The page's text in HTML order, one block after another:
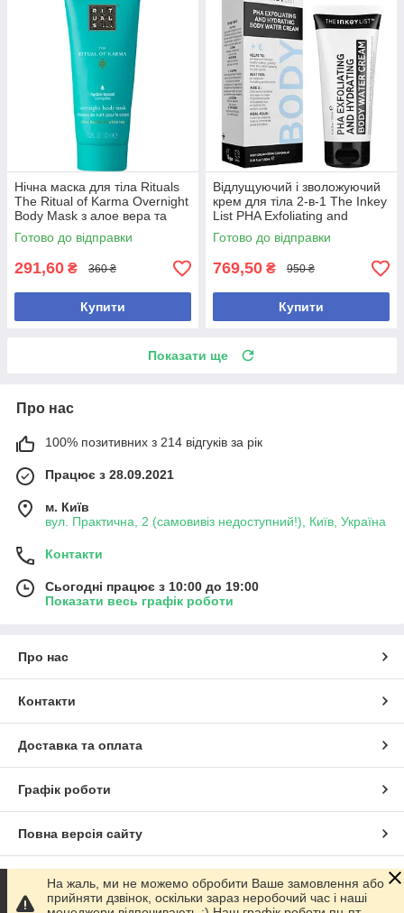
Нічна маска для тіла Rituals
The Ritual of Karma Overnight
Body Mask з алое вера та
скваланом 40 мл
Готово до відправки
291,60 ₴ 360 ₴
Купити
Відлущуючий і зволожуючий
крем для тіла 2-в-1 The Inkey
List PHA Exfoliating and
Hydrating Body Water Cream
Готово до відправки
769,50 ₴ 950 ₴
Купити
Показати ще
Про нас
100% позитивних з 214 відгуків за рік
Працює з 28.09.2021
м. Київ
вул. Практична, 2 (самовивіз недоступний!), Київ, Україна
Контакти
Сьогодні працює з 10:00 до 19:00
Показати весь графік роботи
Про нас
Контакти
Доставка та оплата
Графік роботи
Повна версія сайту
Сайт створено на маркетплейсіProm.ua
На жаль, ми не можемо обробити Ваше замовлення або
прийняти дзвінок, оскільки зараз неробочий час і наші